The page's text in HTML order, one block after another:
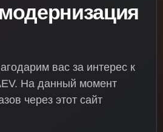
вас за интерес к
На данный момент
через этот сайт